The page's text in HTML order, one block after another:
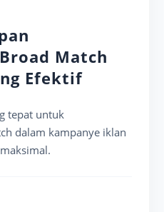
Match
Efektif
tepat untuk
dalam kampanye iklan